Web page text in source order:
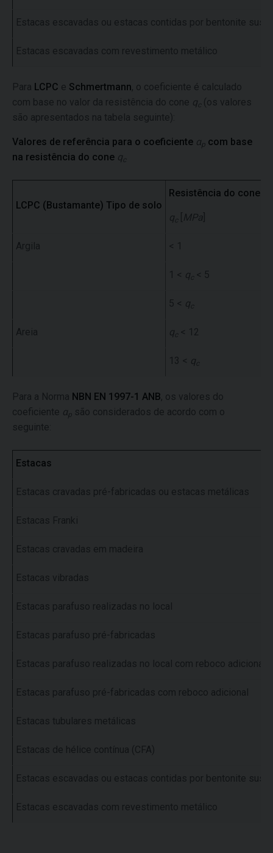
Estacas escavadas ou estacas contidas por bentonite
Estacas escavadas com revestimento metálico
Para LCPC e Schmertmann, o coeficiente é calculado
com base no valor da resistência do cone q (os valores
são apresentados na tabela seguinte):
Valores de referência para o coeficiente αp com base
na resistência do cone q
LCPC (Bustamante) Tipo de solo
Resistência do cone
q MPa
Argila < 1
1 < q < 5
5 < q
Areia q < 12
13 < q
Para a Norma NBN EN 1997-1 ANB, os valores do
coeficiente αp são considerados de acordo com o
seguinte:
Estacas
Estacas cravadas pré-fabricadas ou estacas metálicas
Estacas Franki
Estacas cravadas em madeira
Estacas vibradas
Estacas parafuso realizadas no local
Estacas parafuso pré-fabricadas
Estacas parafuso realizadas no local com reboco adicional
Estacas parafuso pré-fabricadas com reboco adicional
Estacas tubulares metálicas
Estacas de hélice contínua (CFA)
Estacas escavadas ou estacas contidas por bentonite
Estacas escavadas com revestimento metálico